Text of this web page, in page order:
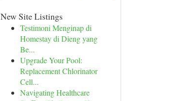
New Site Listings
Testimoni Menginap di
Homestay di Dieng yang
Be...
Upgrade Your Pool:
Replacement Chlorinator
Cell...
Navigating Healthcare